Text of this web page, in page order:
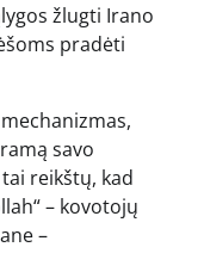
žlugti Irano
pradėti
savo
reikštų, kad
– kovotojų
–